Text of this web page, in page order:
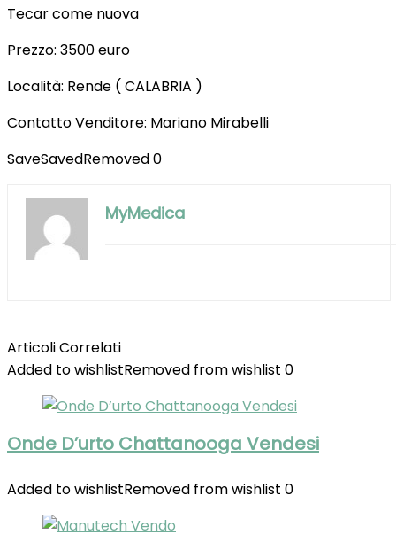
Tecar come nuova
Prezzo: 3500 euro
Località: Rende ( CALABRIA )
Contatto Venditore: Mariano Mirabelli
SaveSavedRemoved0
MyMedica
Articoli Correlati
Added to wishlistRemoved from wishlist 0
Onde D’urto Chattanooga Vendesi
Added to wishlistRemoved from wishlist 0